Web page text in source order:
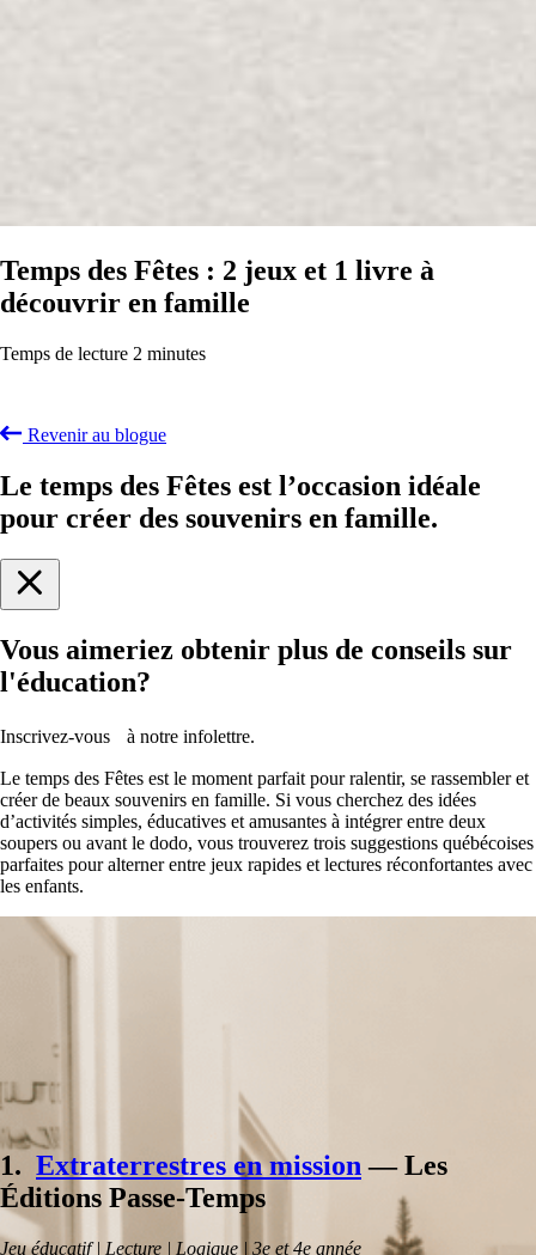
Temps des Fêtes : 2 jeux et 1 livre à
découvrir en famille
Temps de lecture 2 minutes
Revenir au blogue
Le temps des Fêtes est l’occasion idéale
pour créer des souvenirs en famille.
Vous aimeriez obtenir plus de conseils sur
l'éducation?
Inscrivez-vous à notre infolettre.
Le temps des Fêtes est le moment parfait pour ralentir, se rassembler et
créer de beaux souvenirs en famille. Si vous cherchez des idées
d’activités simples, éducatives et amusantes à intégrer entre deux
soupers ou avant le dodo, vous trouverez trois suggestions québécoises
parfaites pour alterner entre jeux rapides et lectures réconfortantes avec
les enfants.
1. Extraterrestres en mission — Les
Éditions Passe-Temps
Jeu éducatif | Lecture | Logique | 3e et 4e année